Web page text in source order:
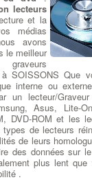
lecteurs
et la
médias
avons
le meilleur
SOISSONS Que
interne ou
un lecteur/
Asus, Lite-
DVD-ROM et les
de lecteurs
de leurs
des données sur
plus lent
.